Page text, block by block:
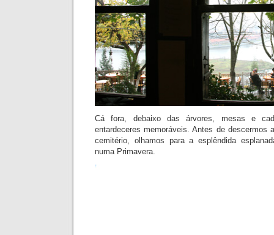
Cá fora, debaixo das árvores, mesas e
entardeceres memoráveis. Antes de descermos
cemitério, olhamos para a esplêndida
numa Primavera.